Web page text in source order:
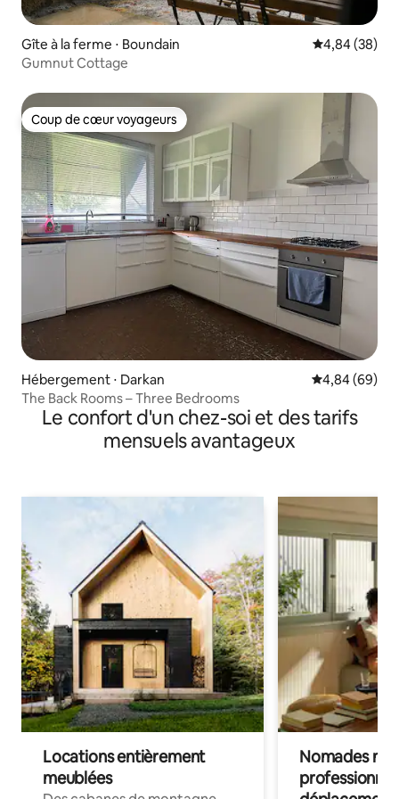
Gîte à la ferme ⋅ Boundain Évaluation
4,84 (38)
Gumnut Cottage
Coup de cœur voyageurs
Coup de cœur voyageurs
Hébergement ⋅ Darkan Évaluation
4,84 (69)
The Back Rooms – Three Bedrooms
Le confort d'un chez-soi et des tarifs
mensuels avantageux
Locations entièrement
meublées
Nomades